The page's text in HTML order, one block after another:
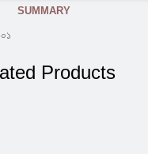
SUMMARY
Products